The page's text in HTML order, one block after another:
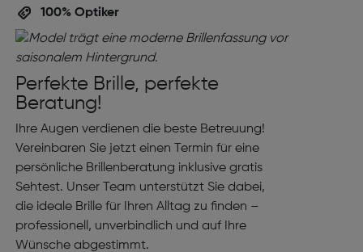
100% Optiker
Perfekte Brille, perfekte
Beratung!
Ihre Augen verdienen die beste Betreuung!
Vereinbaren Sie jetzt einen Termin für eine
persönliche Brillenberatung inklusive gratis
Sehtest. Unser Team unterstützt Sie dabei,
die ideale Brille für Ihren Alltag zu finden –
professionell, unverbindlich und auf Ihre
Wünsche abgestimmt.